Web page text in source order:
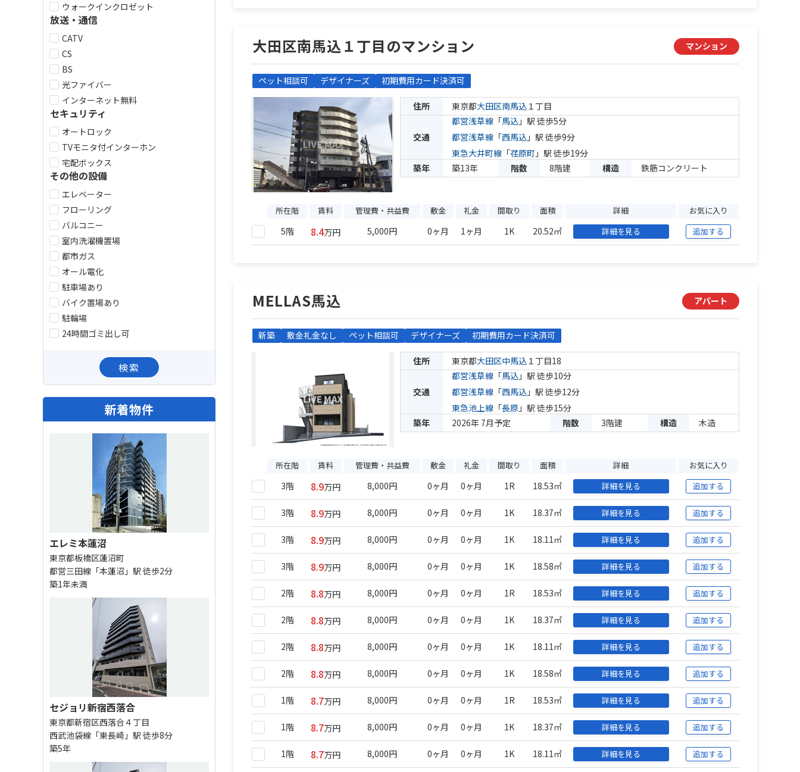
大田区南馬込１丁目のマンション マンション
ペット相談可 デザイナーズ 初期費用カード決済可
住所 東京都大田区南馬込１丁目
交通
都営浅草線 「馬込 」駅 徒歩5分
都営浅草線 「西馬込 」駅 徒歩9分
東急大井町線 「荏原町 」駅 徒歩19分
築年
築13年 階数 8階建 構造 鉄筋コンクリート
所在階 賃料 管理費・共益費 敷金 礼金 間取り 面積 詳細 お気に入り
5階 8.4万円 5,000円 0ヶ月 1ヶ月 1K 20.52㎡ 詳細を見る 追加する
MELLAS馬込 アパート
新築 敷金礼金なし ペット相談可 デザイナーズ 初期費用カード決済可
住所 東京都大田区中馬込１丁目18
交通
都営浅草線 「馬込 」駅 徒歩10分
都営浅草線 「西馬込 」駅 徒歩12分
東急池上線 「長原 」駅 徒歩15分
築年
2026年 7月予定 階数 3階建 構造 木造
所在階 賃料 管理費・共益費 敷金 礼金 間取り 面積 詳細 お気に入り
3階 8.9万円 8,000円 0ヶ月 0ヶ月 1R 18.53㎡ 詳細を見る 追加する
3階 8.9万円 8,000円 0ヶ月 0ヶ月 1K 18.37㎡ 詳細を見る 追加する
3階 8.9万円 8,000円 0ヶ月 0ヶ月 1K 18.11㎡ 詳細を見る 追加する
3階 8.9万円 8,000円 0ヶ月 0ヶ月 1K 18.58㎡ 詳細を見る 追加する
2階 8.8万円 8,000円 0ヶ月 0ヶ月 1R 18.53㎡ 詳細を見る 追加する
2階 8.8万円 8,000円 0ヶ月 0ヶ月 1K 18.37㎡ 詳細を見る 追加する
2階 8.8万円 8,000円 0ヶ月 0ヶ月 1K 18.11㎡ 詳細を見る 追加する
2階 8.8万円 8,000円 0ヶ月 0ヶ月 1K 18.58㎡ 詳細を見る 追加する
1階 8.7万円 8,000円 0ヶ月 0ヶ月 1R 18.53㎡ 詳細を見る 追加する
1階 8.7万円 8,000円 0ヶ月 0ヶ月 1K 18.37㎡ 詳細を見る 追加する
1階 8.7万円 8,000円 0ヶ月 0ヶ月 1K 18.11㎡ 詳細を見る 追加する
ウォークインクロゼット
放送・通信
CATV
CS
BS
光ファイバー
インターネット無料
セキュリティ
オートロック
TVモニタ付インターホン
宅配ボックス
その他の設備
エレベーター
フローリング
バルコニー
室内洗濯機置場
都市ガス
オール電化
駐車場あり
バイク置場あり
駐輪場
24時間ゴミ出し可
検索
新着物件
エレミ本蓮沼
東京都板橋区蓮沼町
都営三田線「本蓮沼」駅 徒歩2分
築1年未満
セジョリ新宿西落合
東京都新宿区西落合４丁目
西武池袋線「東長崎」駅 徒歩8分
築5年